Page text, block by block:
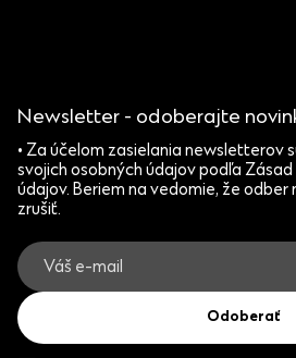
Newsletter - odoberajte
• Za účelom zasielania newsletterov
svojich osobných údajov podľa
údajov. Beriem na vedomie, že
zrušiť.
Odoberať